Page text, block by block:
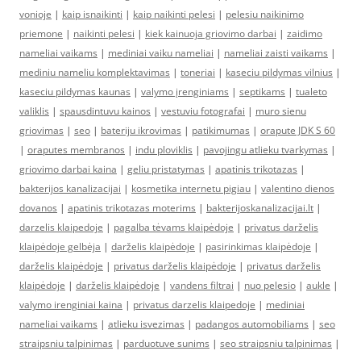
vonioje | kaip isnaikinti | kaip naikinti pelesi | pelesiu naikinimo
priemone | naikinti pelesi | kiek kainuoja griovimo darbai | zaidimo
nameliai vaikams | mediniai vaiku nameliai | nameliai zaisti vaikams |
mediniu nameliu komplektavimas | toneriai | kaseciu pildymas vilnius |
kaseciu pildymas kaunas | valymo įrenginiams | septikams | tualeto
valiklis | spausdintuvu kainos | vestuviu fotografai | muro sienu
griovimas | seo | bateriju ikrovimas | patikimumas | orapute JDK S 60
| oraputes membranos | indu ploviklis | pavojingu atlieku tvarkymas |
griovimo darbai kaina | geliu pristatymas | apatinis trikotazas |
bakterijos kanalizacijai | kosmetika internetu pigiau | valentino dienos
dovanos | apatinis trikotazas moterims | bakterijoskanalizacijai.lt |
darzelis klaipedoje | pagalba tėvams klaipėdoje | privatus darželis
klaipėdoje gelbėja | darželis klaipėdoje | pasirinkimas klaipėdoje |
darželis klaipėdoje | privatus darželis klaipėdoje | privatus darželis
klaipėdoje | darželis klaipėdoje | vandens filtrai | nuo pelesio | aukle |
valymo irenginiai kaina | privatus darzelis klaipedoje | mediniai
nameliai vaikams | atlieku isvezimas | padangos automobiliams | seo
straipsniu talpinimas | parduotuve sunims | seo straipsniu talpinimas |